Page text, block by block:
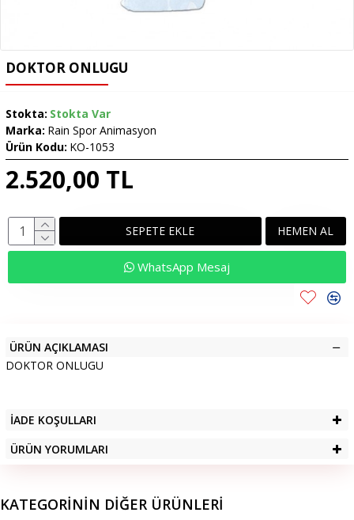
DOKTOR ONLUGU
2.520,00 TL
Stokta: Stokta Var
Marka: Rain Spor Animasyon
Ürün Kodu: KO-1053
SEPETE EKLE HEMEN AL
WhatsApp Mesaj
ÜRÜN AÇIKLAMASI
DOKTOR ONLUGU
İADE KOŞULLARI
ÜRÜN YORUMLARI
KATEGORININ DIĞER ÜRÜNLERI